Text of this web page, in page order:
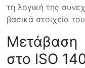
τη λογική της
βασικά στοιχεία του
Μετάβαση
στο ISO